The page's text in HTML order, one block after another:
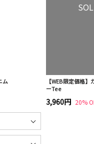
ム
【WEB限定価格
ーTee
3,960円 20%